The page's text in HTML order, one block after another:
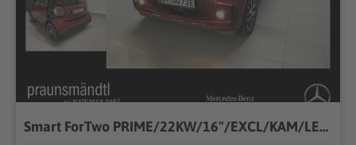
Smart ForTwo PRIME/22KW/16"/EXCL/KAM/LED/SHZ/PANO